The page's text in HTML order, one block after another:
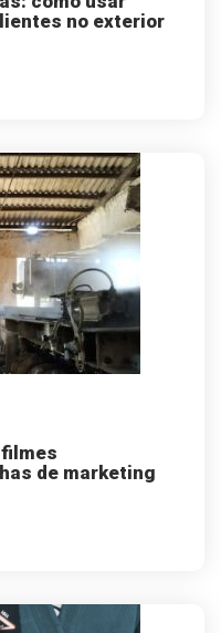
no exterior
filmes
de marketing